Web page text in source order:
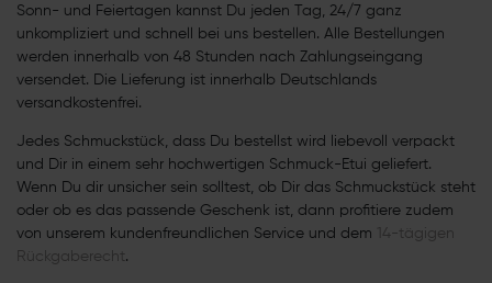
Sonn- und Feiertagen kannst Du jeden Tag, 24/7 ganz
unkompliziert und schnell bei uns bestellen. Alle Bestellungen
werden innerhalb von 48 Stunden nach Zahlungseingang
versendet. Die Lieferung ist innerhalb Deutschlands
versandkostenfrei.
Jedes Schmuckstück, dass Du bestellst wird liebevoll verpackt
und Dir in einem sehr hochwertigen Schmuck-Etui geliefert.
Wenn Du dir unsicher sein solltest, ob Dir das Schmuckstück steht
oder ob es das passende Geschenk ist, dann profitiere zudem
von unserem kundenfreundlichen Service und dem
14-tägigen
Rückgaberecht.